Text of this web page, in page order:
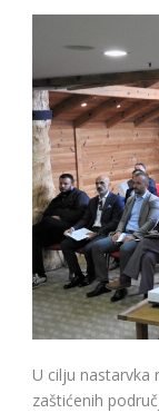
U cilju nastarvka
zaštićenih